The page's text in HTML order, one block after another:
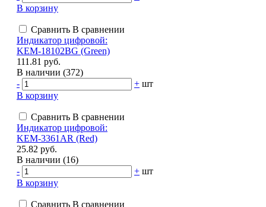
В корзину
Сравнить В сравнении
Индикатор цифровой:
KEM-18102BG (Green)
111.81 руб.
В наличии (372)
-
+ шт
В корзину
Сравнить В сравнении
Индикатор цифровой:
KEM-3361AR (Red)
25.82 руб.
В наличии (16)
-
+ шт
В корзину
Сравнить В сравнении